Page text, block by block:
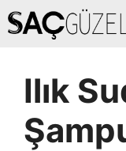
İçeriğe
atla
Ilık